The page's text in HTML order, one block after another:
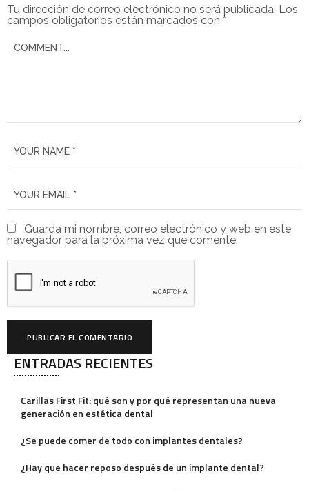
ENTRADAS RECIENTES
Carillas First Fit: qué son y por qué representan una nueva
generación en estética dental
¿Se puede comer de todo con implantes dentales?
¿Hay que hacer reposo después de un implante dental?
Tu dirección de correo electrónico no será publicada. Los
campos obligatorios están marcados con *
Guarda mi nombre, correo electrónico y web en este
navegador para la próxima vez que comente.